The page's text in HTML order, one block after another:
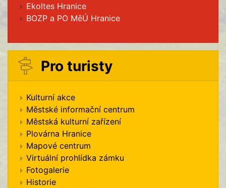
Ekoltes Hranice
BOZP a PO MěÚ Hranice
Pro turisty
Kulturní akce
Městské informační centrum
Městská kulturní zařízení
Plovárna Hranice
Mapové centrum
Virtuální prohlídka zámku
Fotogalerie
Historie